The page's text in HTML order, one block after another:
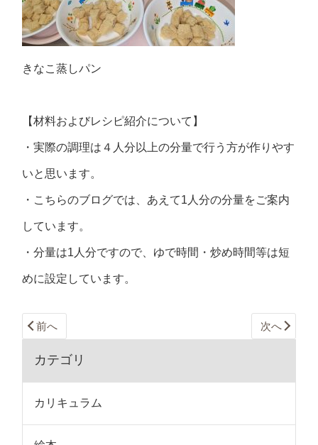
きなこ蒸しパン
【材料およびレシピ紹介について】
・実際の調理は４人分以上の分量で行う方が作りやす
いと思います。
・こちらのブログでは、あえて1人分の分量をご案内
しています。
・分量は1人分ですので、ゆで時間・炒め時間等は短
めに設定しています。
前へ 次へ
カテゴリ
カリキュラム